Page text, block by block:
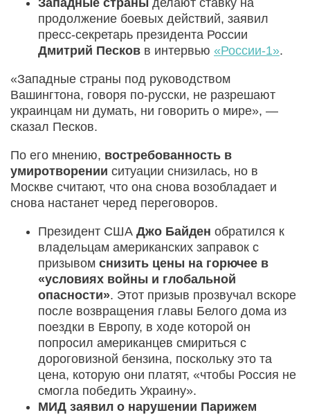
Западные страны делают ставку на
продолжение боевых действий, заявил
пресс-секретарь президента России
Дмитрий Песков в интервью «России-1».
«Западные страны под руководством
Вашингтона, говоря по-русски, не разрешают
украинцам ни думать, ни говорить о мире», —
сказал Песков.
По его мнению, востребованность в
умиротворении ситуации снизилась, но в
Москве считают, что она снова возобладает и
снова настанет черед переговоров.
Президент США Джо Байден обратился к
владельцам американских заправок с
призывом снизить цены на горючее в
«условиях войны и глобальной
опасности». Этот призыв прозвучал вскоре
после возвращения главы Белого дома из
поездки в Европу, в ходе которой он
попросил американцев смириться с
дороговизной бензина, поскольку это та
цена, которую они платят, «чтобы Россия не
смогла победить Украину».
МИД заявил о нарушении Парижем